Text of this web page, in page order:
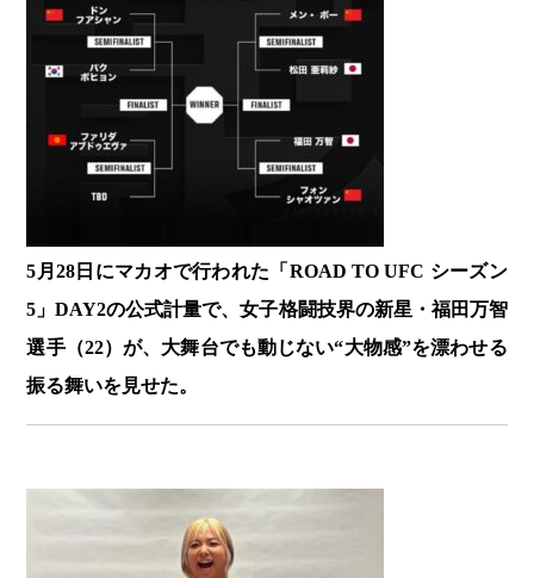
5月28日にマカオで行われた「ROAD TO UFC シーズン
5」DAY2の公式計量で、女子格闘技界の新星・福田万智
選手（22）が、大舞台でも動じない“大物感”を漂わせる
振る舞いを見せた。